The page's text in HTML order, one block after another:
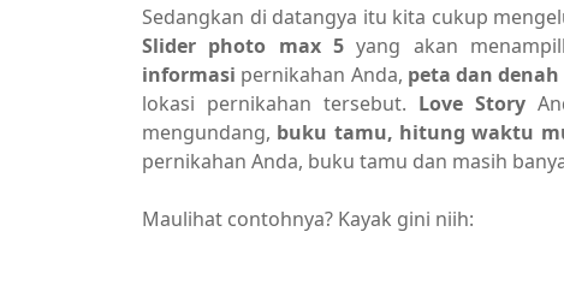
Sedangkan di datangya itu kita cukup
Slider photo max 5yang akan
informasi pernikahan Anda, peta dan denah
lokasi pernikahan tersebut. Love Story
mengundang, buku tamu, hitung waktu
pernikahan Anda, buku tamu dan masih
Maulihat contohnya? Kayak gini niih: